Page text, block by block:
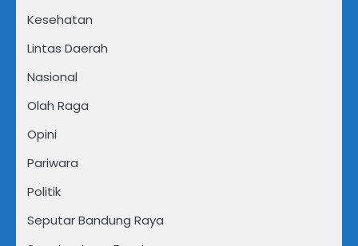
Kesehatan
Lintas Daerah
Nasional
Olah Raga
Opini
Pariwara
Politik
Seputar Bandung Raya